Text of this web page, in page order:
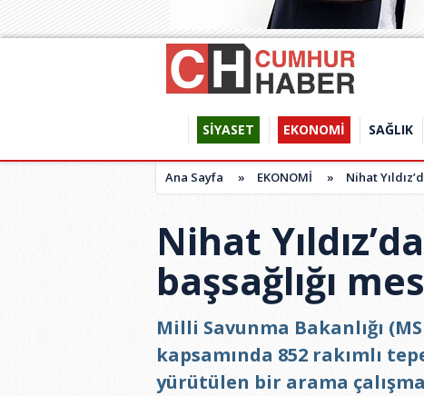
SİYASET EKONOMİ SAĞLIK
Ana Sayfa » EKONOMİ » Nihat
Nihat
başsağlığı
Milli Savunma Bakanlığı
kapsamında 852 rakımlı
yürütülen bir arama